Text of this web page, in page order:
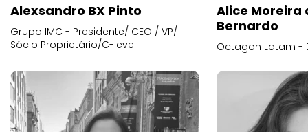
Alexsandro BX Pinto
Grupo IMC - Presidente/ CEO / VP/
Sócio Proprietário/C-level
Alice
Bernardo
Octagon Latam -